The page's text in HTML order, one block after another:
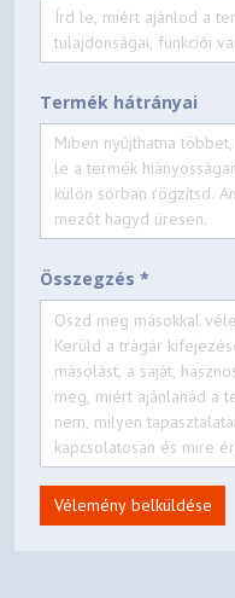
Termék hátrányai
Összegzés *
Vélemény belküldése